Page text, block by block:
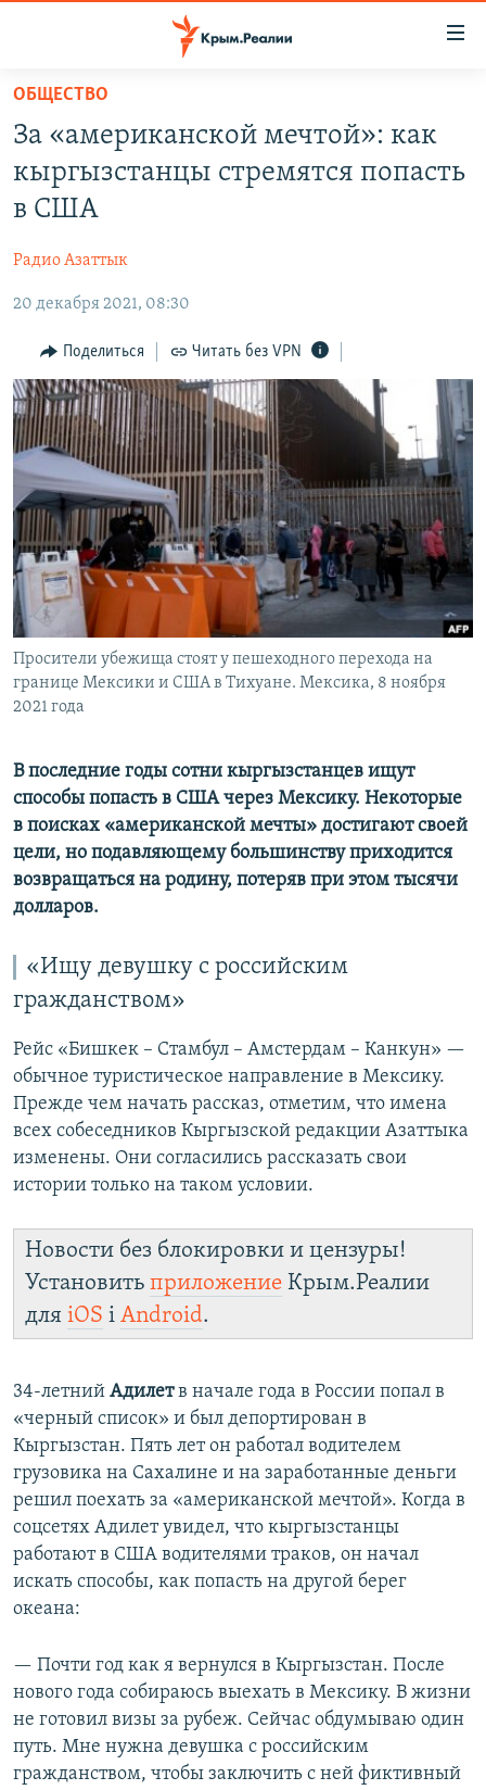
Вернуться
основному
содержанию
Вернутся
главной
Вернутся
поиску
СПЕЦПРОЕКТЫ
ГРУЗ 200
11 ЛЕТ ОККУПАЦИИ КРЫМА. 11 ИСТОРИЙ СОПРОТИВЛЕНИЯ
ВОДА
ЕЩЕ
ИНТЕРАКТИВ
ИНФОГРАФИКА
ТЕЛЕПРОЕКТ КРЫМ.РЕАЛИИ
СОВЕТЫ ПРАВОЗАЩИТНИКОВ
ПРОПАВШИЕ БЕЗ ВЕСТИ
ПОБЕДИТЕЛЕЙ НЕ СУДЯТ?
КРЫМ.НЕПОКОРЕННЫЙ
ELIFBE
УКРАИНСКАЯ ПРОБЛЕМА КРЫМА
РАДІО СВОБОДА
КАК ОБОЙТИ БЛОКИРОВКУ
Українською
Qırımtatar
ПРИСОЕДИНЯЙТЕСЬ!
Все сайты RFE/RL
ОБЩЕСТВО
За «американской мечтой»: как
кыргызстанцы стремятся попасть
в США
Радио Азаттык
20 декабря 2021, 08:30
Поделиться Читать без VPN
Просители убежища стоят у пешеходного перехода на
границе Мексики и США в Тихуане. Мексика, 8 ноября
2021 года
В последние годы сотни кыргызстанцев ищут
способы попасть в США через Мексику. Некоторые
в поисках «американской мечты» достигают своей
цели, но подавляющему большинству приходится
возвращаться на родину, потеряв при этом тысячи
долларов.
«Ищу девушку с российским
гражданством»
Рейс «Бишкек – Стамбул – Амстердам – Канкун» —
обычное туристическое направление в Мексику.
Прежде чем начать рассказ, отметим, что имена
всех собеседников Кыргызской редакции Азаттыка
изменены. Они согласились рассказать свои
истории только на таком условии.
Новости без блокировки и цензуры!
Установить приложение Крым.Реалии
для iOS і Android.
34-летний Адилетв начале года в России попал в
«черный список» и был депортирован в
Кыргызстан. Пять лет он работал водителем
грузовика на Сахалине и на заработанные деньги
решил поехать за «американской мечтой». Когда в
соцсетях Адилет увидел, что кыргызстанцы
работают в США водителями траков, он начал
искать способы, как попасть на другой берег
океана:
— Почти год как я вернулся в Кыргызстан. После
нового года собираюсь выехать в Мексику. В жизни
не готовил визы за рубеж. Сейчас обдумываю один
путь. Мне нужна девушка с российским
гражданством, чтобы заключить с ней фиктивный